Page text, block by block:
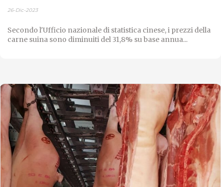
26-Dic-2023
Secondo l'Ufficio nazionale di statistica cinese, i prezzi della
carne suina sono diminuiti del 31,8% su base annua...